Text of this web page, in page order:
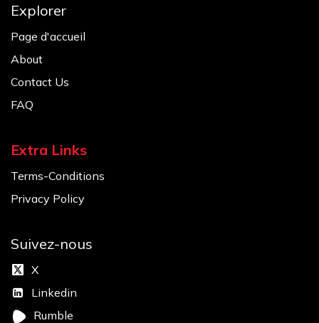
Explorer
Page d'accueil
About
Contact Us
FAQ
Extra Links
Terms-Conditions
Privacy Policy
Suivez-nous
X
Linkedin
Rumble